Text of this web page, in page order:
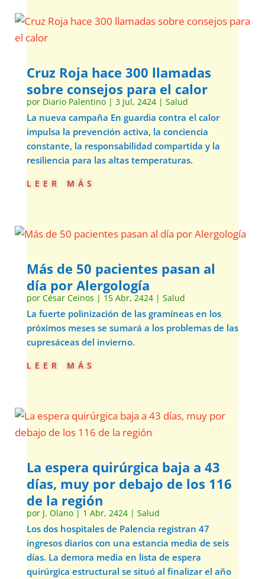
Cruz Roja hace 300 llamadas
sobre consejos para el calor
por Diario Palentino| 3 Jul, 2424| Salud
La nueva campaña En guardia contra el calor
impulsa la prevención activa, la conciencia
constante, la responsabilidad compartida y la
resiliencia para las altas temperaturas.
leer más
Más de 50 pacientes pasan al
día por Alergología
por César Ceinos | 15 Abr, 2424| Salud
La fuerte polinización de las gramíneas en los
próximos meses se sumará a los problemas de las
cupresáceas del invierno.
leer más
La espera quirúrgica baja a 43
días, muy por debajo de los 116
de la región
por J. Olano| 1 Abr, 2424| Salud
Los dos hospitales de Palencia registran 47
ingresos diarios con una estancia media de seis
días. La demora media en lista de espera
quirúrgica estructural se situó al finalizar el año